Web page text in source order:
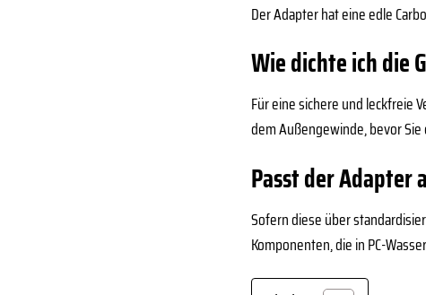
Der Adapter hat eine edle
Wie dichte ich die
Für eine sichere und leckfreie
dem Außengewinde, bevor
Passt der Adapter
Sofern diese über
Komponenten, die in PC-